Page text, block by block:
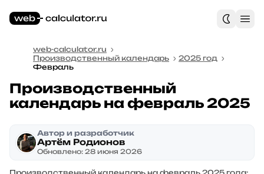
web-calculator.ru
Производственный календарь
2025 год
Февраль
Производственный
календарь на февраль 2025
Автор и разработчик
Артём Родионов
Обновлено: 28 июня 2026